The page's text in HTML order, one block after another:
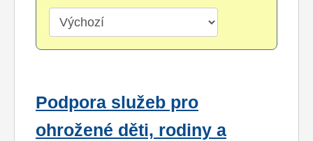
Podpora služeb pro
ohrožené děti, rodiny a